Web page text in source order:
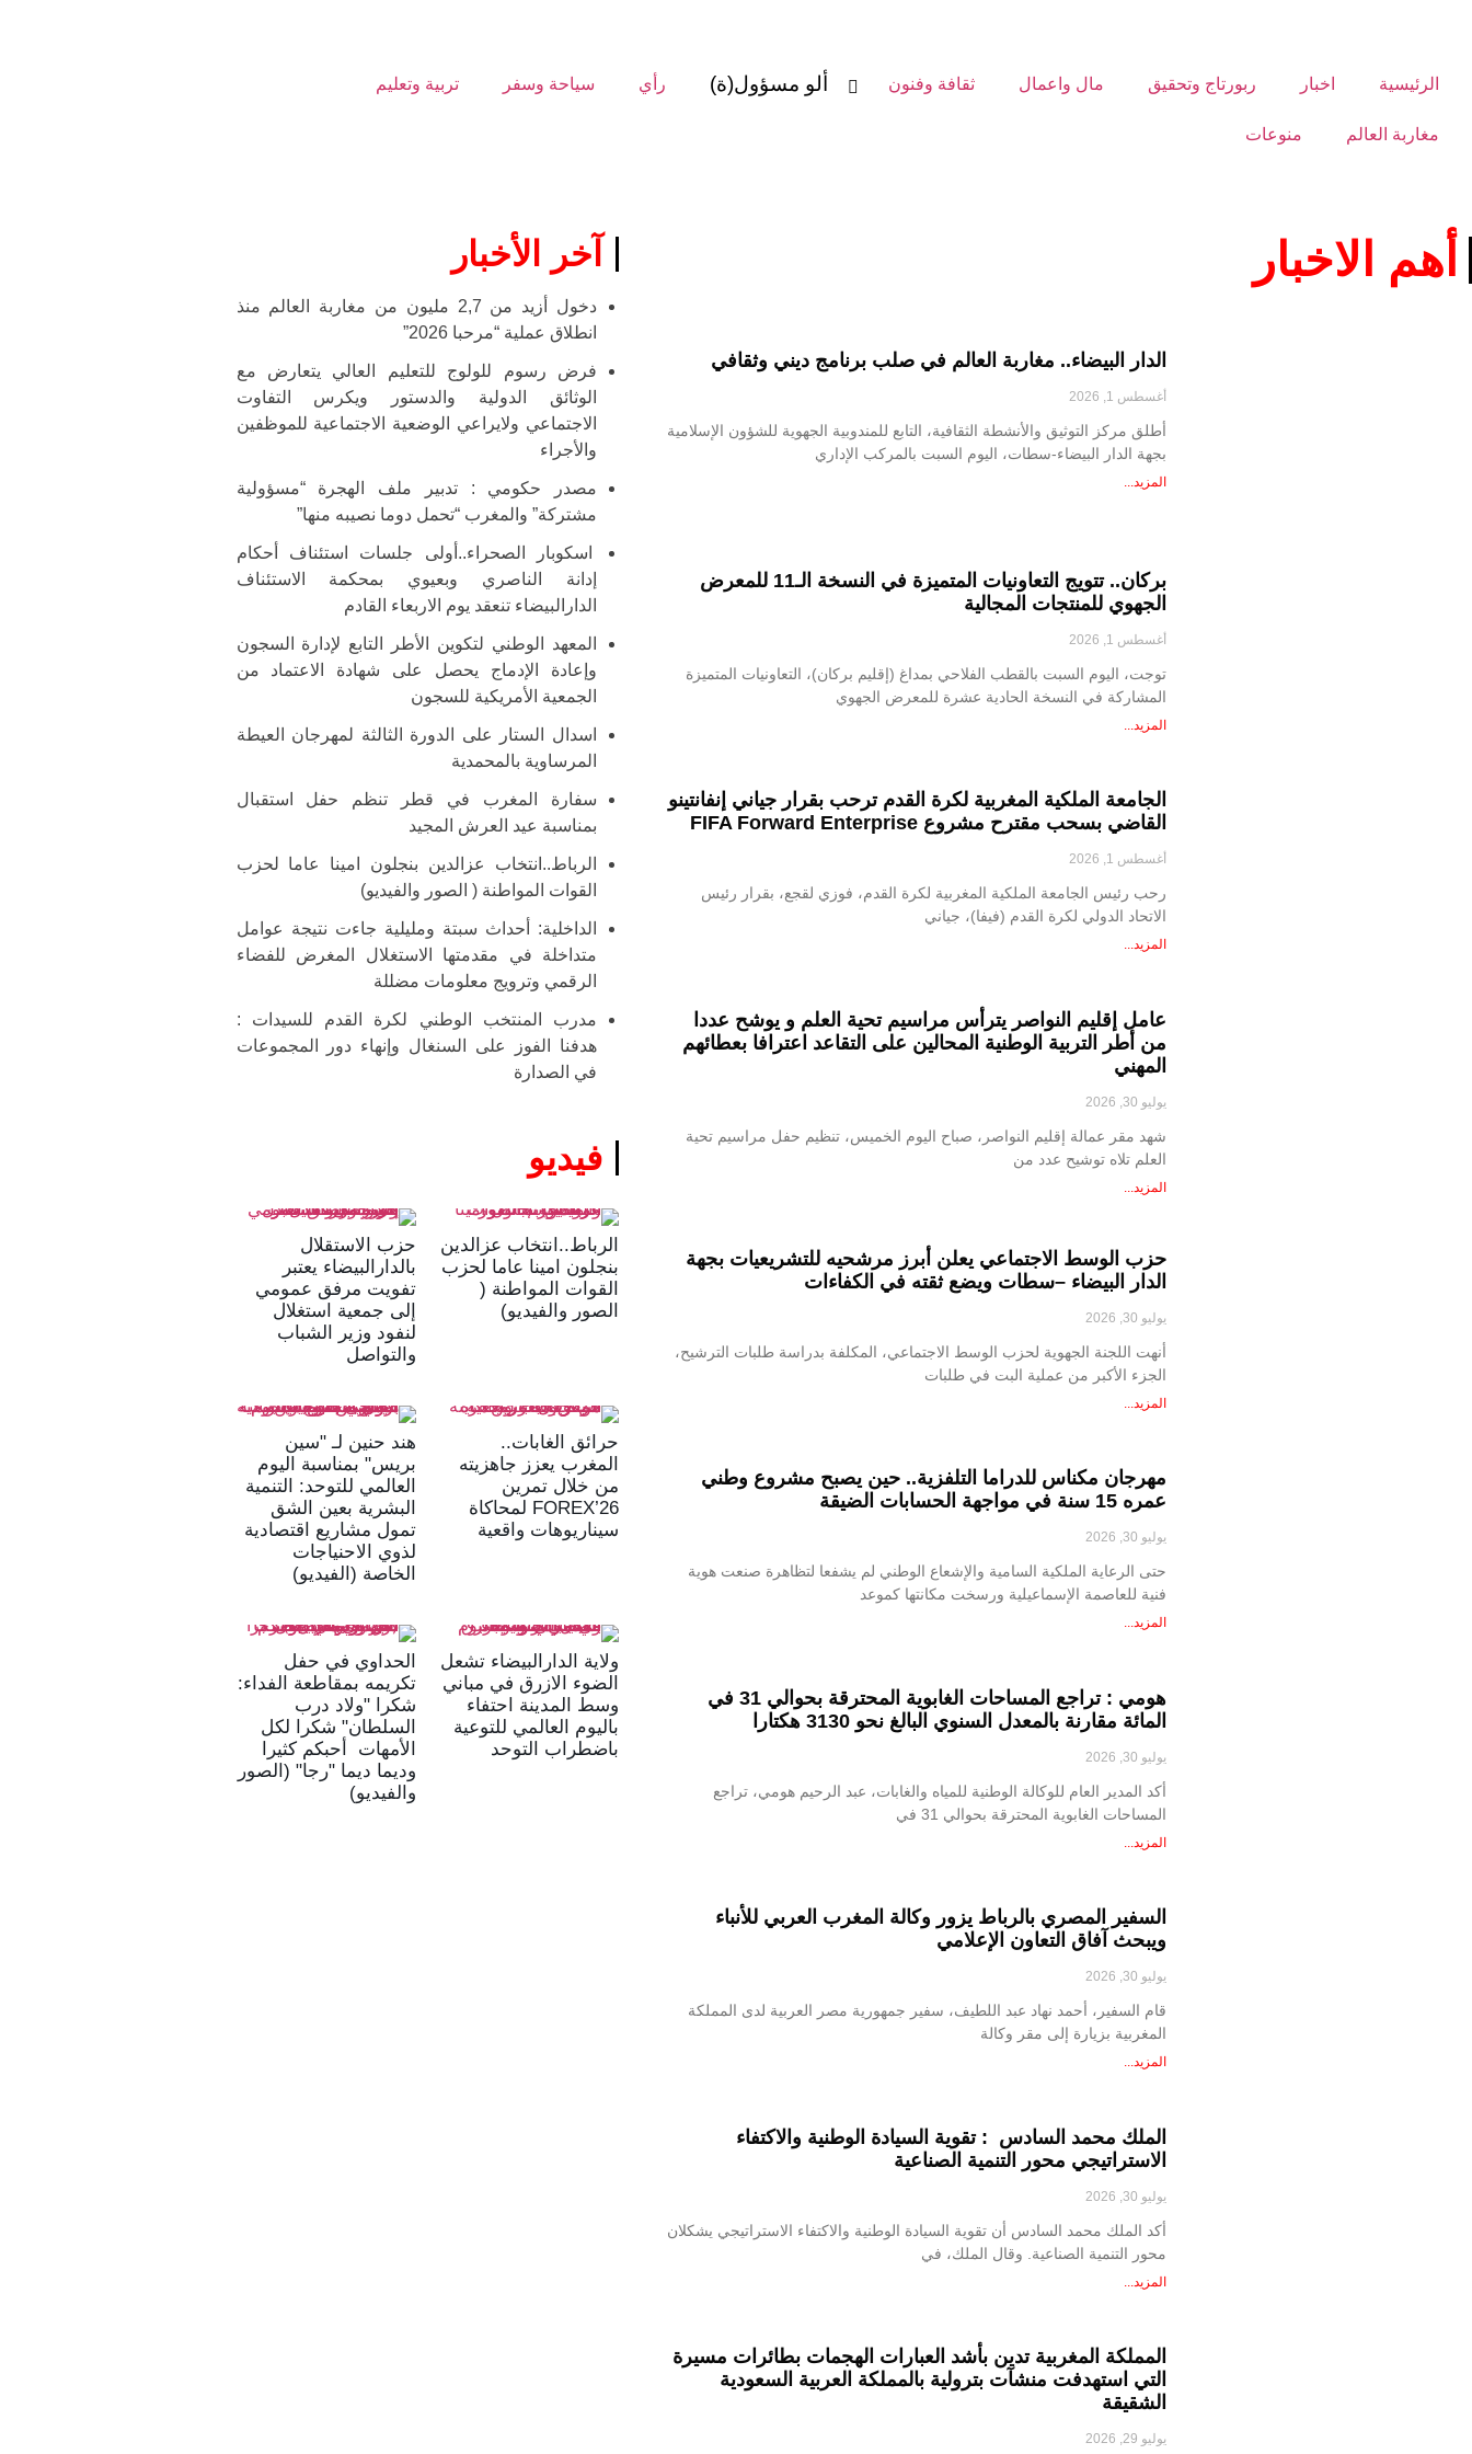
الرئيسية اخبار ربورتاج وتحقيق مال واعمال ثقافة وفنون ألو مسؤول(ة) رأي سياحة وسفر تربية وتعليم
مغاربة العالم منوعات
أهم الاخبار
الدار البيضاء.. مغاربة العالم في صلب برنامج ديني وثقافي
أغسطس 1, 2026
أطلق مركز التوثيق والأنشطة الثقافية، التابع للمندوبية الجهوية للشؤون الإسلامية
بجهة الدار البيضاء-سطات، اليوم السبت بالمركب الإداري
المزيد...
بركان.. تتويج التعاونيات المتميزة في النسخة الـ11 للمعرض
الجهوي للمنتجات المجالية
أغسطس 1, 2026
توجت، اليوم السبت بالقطب الفلاحي بمداغ (إقليم بركان)، التعاونيات المتميزة
المشاركة في النسخة الحادية عشرة للمعرض الجهوي
المزيد...
الجامعة الملكية المغربية لكرة القدم ترحب بقرار جياني إنفانتينو
القاضي بسحب مقترح مشروع FIFA Forward Enterprise
أغسطس 1, 2026
رحب رئيس الجامعة الملكية المغربية لكرة القدم، فوزي لقجع، بقرار رئيس
الاتحاد الدولي لكرة القدم (فيفا)، جياني
المزيد...
عامل إقليم النواصر يترأس مراسيم تحية العلم و يوشح عددا
من أطر التربية الوطنية المحالين على التقاعد اعترافا بعطائهم
المهني
يوليو 30, 2026
شهد مقر عمالة إقليم النواصر، صباح اليوم الخميس، تنظيم حفل مراسيم تحية
العلم تلاه توشيح عدد من
المزيد...
حزب الوسط الاجتماعي يعلن أبرز مرشحيه للتشريعيات بجهة
الدار البيضاء –سطات ويضع ثقته في الكفاءات
يوليو 30, 2026
أنهت اللجنة الجهوية لحزب الوسط الاجتماعي، المكلفة بدراسة طلبات الترشيح،
الجزء الأكبر من عملية البت في طلبات
المزيد...
مهرجان مكناس للدراما التلفزية.. حين يصبح مشروع وطني
عمره 15 سنة في مواجهة الحسابات الضيقة
يوليو 30, 2026
حتى الرعاية الملكية السامية والإشعاع الوطني لم يشفعا لتظاهرة صنعت هوية
فنية للعاصمة الإسماعيلية ورسخت مكانتها كموعد
المزيد...
هومي : تراجع المساحات الغابوية المحترقة بحوالي 31 في
المائة مقارنة بالمعدل السنوي البالغ نحو 3130 هكتارا
يوليو 30, 2026
أكد المدير العام للوكالة الوطنية للمياه والغابات، عبد الرحيم هومي، تراجع
المساحات الغابوية المحترقة بحوالي 31 في
المزيد...
السفير المصري بالرباط يزور وكالة المغرب العربي للأنباء
ويبحث آفاق التعاون الإعلامي
يوليو 30, 2026
قام السفير، أحمد نهاد عبد اللطيف، سفير جمهورية مصر العربية لدى المملكة
المغربية بزيارة إلى مقر وكالة
المزيد...
الملك محمد السادس : تقوية السيادة الوطنية والاكتفاء
الاستراتيجي محور التنمية الصناعية
يوليو 30, 2026
أكد الملك محمد السادس أن تقوية السيادة الوطنية والاكتفاء الاستراتيجي يشكلان
محور التنمية الصناعية. وقال الملك، في
المزيد...
المملكة المغربية تدين بأشد العبارات الهجمات بطائرات مسيرة
التي استهدفت منشآت بترولية بالمملكة العربية السعودية
الشقيقة
يوليو 29, 2026
آخر الأخبار
دخول أزيد من 2,7 مليون من مغاربة العالم منذ
انطلاق عملية “مرحبا 2026”
فرض رسوم للولوج للتعليم العالي يتعارض مع
الوثائق الدولية والدستور ويكرس التفاوت
الاجتماعي ولايراعي الوضعية الاجتماعية للموظفين
والأجراء
مصدر حكومي : تدبير ملف الهجرة “مسؤولية
مشتركة” والمغرب “تحمل دوما نصيبه منها”
اسكوبار الصحراء..أولى جلسات استئناف أحكام
إدانة الناصري وبعيوي بمحكمة الاستئناف
الدارالبيضاء تنعقد يوم الاربعاء القادم
المعهد الوطني لتكوين الأطر التابع لإدارة السجون
وإعادة الإدماج يحصل على شهادة الاعتماد من
الجمعية الأمريكية للسجون
اسدال الستار على الدورة الثالثة لمهرجان العيطة
المرساوية بالمحمدية
سفارة المغرب في قطر تنظم حفل استقبال
بمناسبة عيد العرش المجيد
الرباط..انتخاب عزالدين بنجلون امينا عاما لحزب
القوات المواطنة ( الصور والفيديو)
الداخلية: أحداث سبتة ومليلية جاءت نتيجة عوامل
متداخلة في مقدمتها الاستغلال المغرض للفضاء
الرقمي وترويج معلومات مضللة
مدرب المنتخب الوطني لكرة القدم للسيدات :
هدفنا الفوز على السنغال وإنهاء دور المجموعات
في الصدارة
فيديو
الرباط..انتخاب عزالدين
بنجلون امينا عاما لحزب
القوات المواطنة (
الصور والفيديو)
حزب الاستقلال
بالدارالبيضاء يعتبر
تفويت مرفق عمومي
إلى جمعية استغلال
لنفود وزير الشباب
والتواصل
حرائق الغابات..
المغرب يعزز جاهزيته
من خلال تمرين
FOREX’26 لمحاكاة
سيناريوهات واقعية
هند حنين لـ "سين
بريس" بمناسبة اليوم
العالمي للتوحد: التنمية
البشرية بعين الشق
تمول مشاريع اقتصادية
لذوي الاحنياجات
الخاصة (الفيديو)
ولاية الدارالبيضاء تشعل
الضوء الازرق في مباني
وسط المدينة احتفاء
باليوم العالمي للتوعية
باضطراب التوحد
الحداوي في حفل
تكريمه بمقاطعة الفداء:
شكرا "ولاد درب
السلطان" شكرا لكل
الأمهات أحبكم كثيرا
وديما ديما "رجا" (الصور
والفيديو)